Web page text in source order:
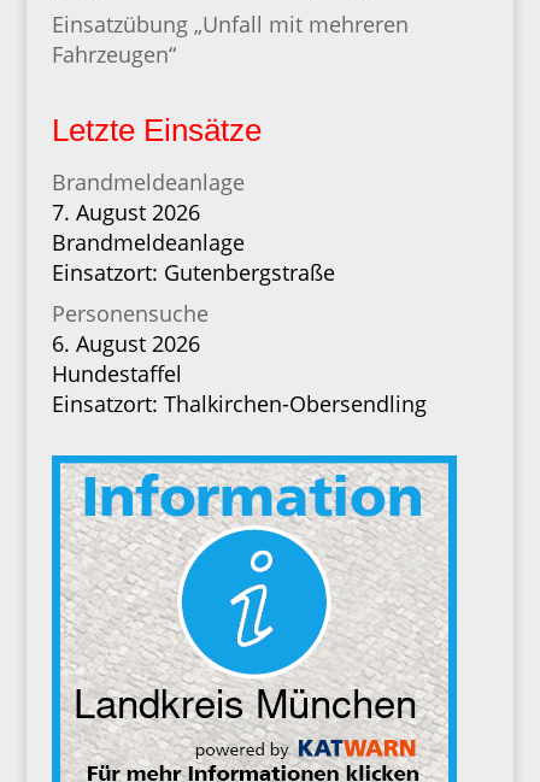
Einsatzübung „Unfall mit mehreren
Fahrzeugen“
Letzte Einsätze
Brandmeldeanlage
7. August 2026
Brandmeldeanlage
Einsatzort: Gutenbergstraße
Personensuche
6. August 2026
Hundestaffel
Einsatzort: Thalkirchen-Obersendling